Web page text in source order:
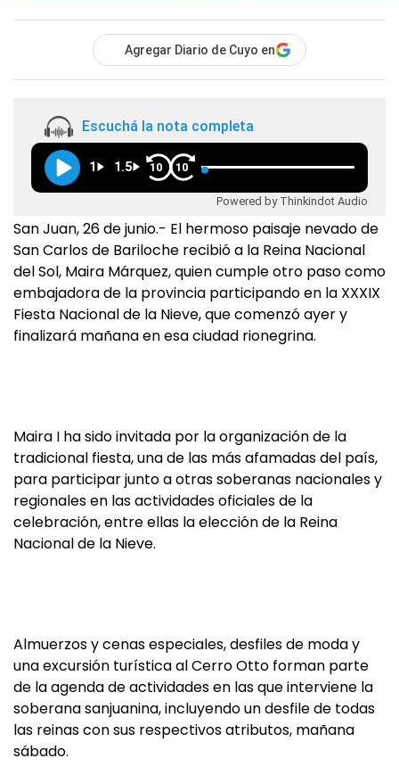
Agregar Diario de Cuyo en
Escuchá la nota completa
1 1.5 10 10
Powered by Thinkindot Audio
San Juan, 26 de junio.- El hermoso paisaje nevado de
San Carlos de Bariloche recibió a la Reina Nacional
del Sol, Maira Márquez, quien cumple otro paso como
embajadora de la provincia participando en la XXXIX
Fiesta Nacional de la Nieve, que comenzó ayer y
finalizará mañana en esa ciudad rionegrina.
Maira I ha sido invitada por la organización de la
tradicional fiesta, una de las más afamadas del país,
para participar junto a otras soberanas nacionales y
regionales en las actividades oficiales de la
celebración, entre ellas la elección de la Reina
Nacional de la Nieve.
Almuerzos y cenas especiales, desfiles de moda y
una excursión turística al Cerro Otto forman parte
de la agenda de actividades en las que interviene la
soberana sanjuanina, incluyendo un desfile de todas
las reinas con sus respectivos atributos, mañana
sábado.